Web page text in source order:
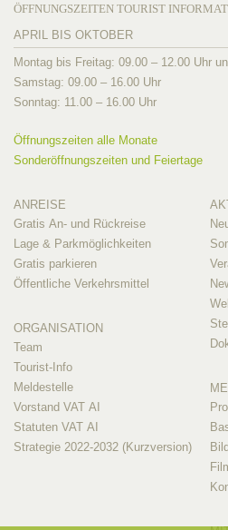
ÖFFNUNGSZEITEN TOURIST
APRIL BIS OKTOBER
Montag bis Freitag: 09.00 – 12.00 Uhr
Samstag: 09.00 – 16.00 Uhr
Sonntag: 11.00 – 16.00 Uhr
Öffnungszeiten alle Monate
Sonderöffnungszeiten und Feiertage
ANREISE
Gratis An- und Rückreise
Lage & Parkmöglichkeiten
Gratis parkieren
Öffentliche Verkehrsmittel
ORGANISATION
Team
Tourist-Info
Meldestelle
Vorstand VAT AI
Statuten VAT AI
Strategie 2022-2032 (Kurzversion)